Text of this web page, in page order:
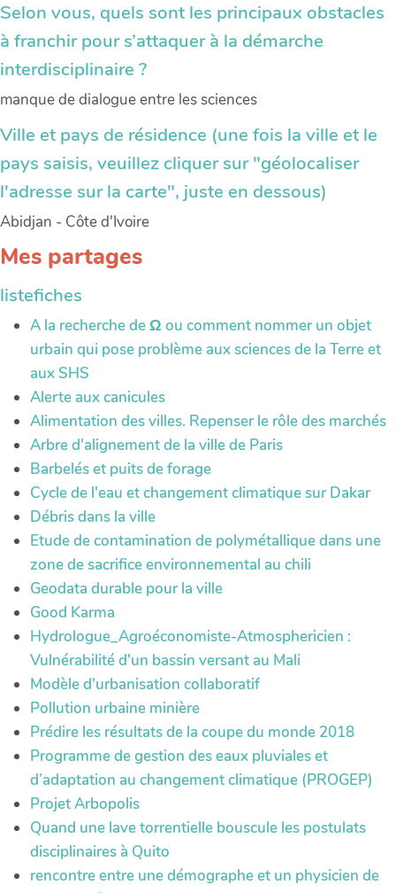
Selon vous, quels sont les principaux obstacles
à franchir pour s’attaquer à la démarche
interdisciplinaire ?
manque de dialogue entre les sciences
Ville et pays de résidence (une fois la ville et le
pays saisis, veuillez cliquer sur "géolocaliser
l'adresse sur la carte", juste en dessous)
Abidjan - Côte d'Ivoire
Mes partages
listefiches
A la recherche de Ω ou comment nommer un objet
urbain qui pose problème aux sciences de la Terre et
aux SHS
Alerte aux canicules
Alimentation des villes. Repenser le rôle des marchés
Arbre d'alignement de la ville de Paris
Barbelés et puits de forage
Cycle de l'eau et changement climatique sur Dakar
Débris dans la ville
Etude de contamination de polymétallique dans une
zone de sacrifice environnemental au chili
Geodata durable pour la ville
Good Karma
Hydrologue_Agroéconomiste-Atmosphericien :
Vulnérabilité d'un bassin versant au Mali
Modèle d'urbanisation collaboratif
Pollution urbaine minière
Prédire les résultats de la coupe du monde 2018
Programme de gestion des eaux pluviales et
d’adaptation au changement climatique (PROGEP)
Projet Arbopolis
Quand une lave torrentielle bouscule les postulats
disciplinaires à Quito
rencontre entre une démographe et un physicien de